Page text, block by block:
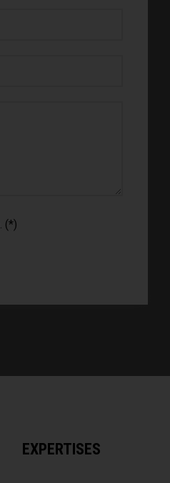
. (*)
EXPERTISES